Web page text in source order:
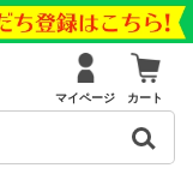
マイページ カート